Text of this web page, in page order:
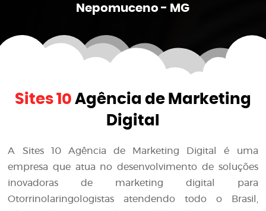
Nepomuceno - MG
Sites 10 Agência de Marketing
Digital
A Sites 10 Agência de Marketing Digital
é uma
empresa que atua no desenvolvimento de soluções
inovadoras de marketing digital para
Otorrinolaringologistas
atendendo todo o Brasil,